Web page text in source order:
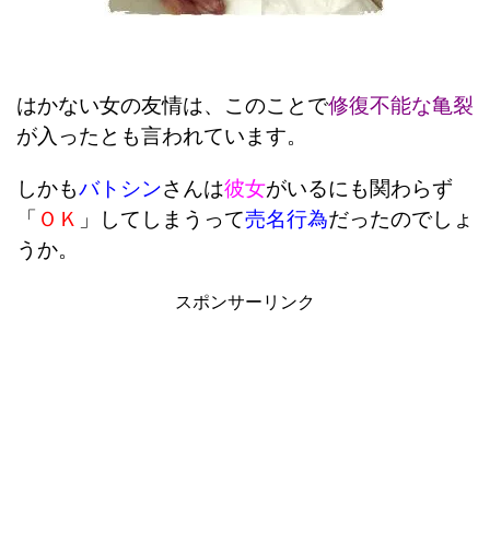
はかない女の友情は、このことで修復不能な亀裂
が入ったとも言われています。
しかもバトシンさんは彼女がいるにも関わらず
「 ＯＫ 」してしまうって売名行為だったのでしょ
うか。
スポンサーリンク